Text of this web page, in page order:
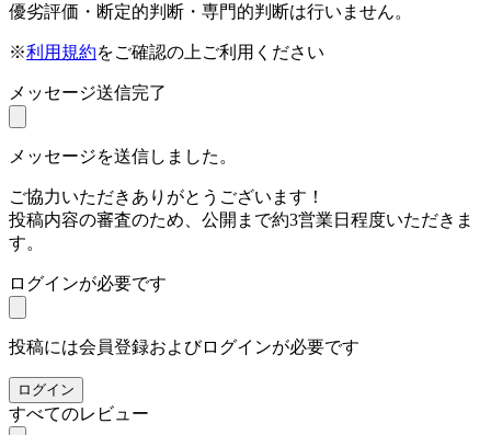
優劣評価・断定的判断・専門的判断は行いません。
※利用規約をご確認の上ご利用ください
メッセージ送信完了
メッセージを送信しました。
ご協力いただきありがとうございます！
投稿内容の審査のため、公開まで約3営業日程度いただきま
す。
ログインが必要です
投稿には会員登録およびログインが必要です
ログイン
すべてのレビュー